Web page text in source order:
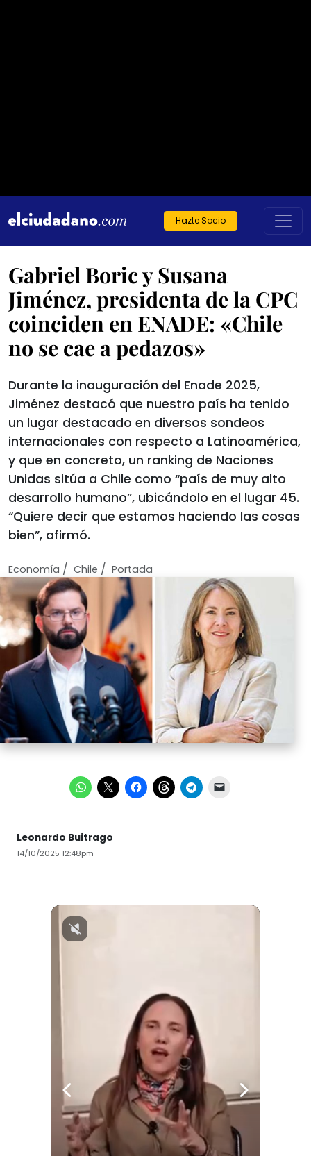
Hazte Socio
Gabriel Boric y Susana
Jiménez, presidenta de la CPC
coinciden en ENADE: «Chile
no se cae a pedazos»
Durante la inauguración del Enade 2025,
Jiménez destacó que nuestro país ha tenido
un lugar destacado en diversos sondeos
internacionales con respecto a Latinoamérica,
y que en concreto, un ranking de Naciones
Unidas sitúa a Chile como “país de muy alto
desarrollo humano”, ubicándolo en el lugar 45.
“Quiere decir que estamos haciendo las cosas
bien”, afirmó.
Economí­a / Chile / Portada
Leonardo Buitrago
14/10/2025 12:48pm